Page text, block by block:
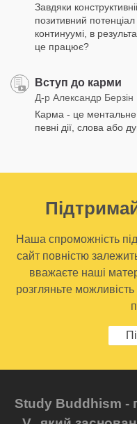
Завдяки
позитивний
континуумі, в
це працює?
Вступ до карми
Д-р Александр Берзін
Карма - це ментальне
певні дії, слова або
Наша спроможність
сайт повністю
вважаєте наші
розгляньте
Study Buddhism -